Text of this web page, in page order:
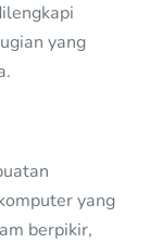
yang
yang
berpikir,